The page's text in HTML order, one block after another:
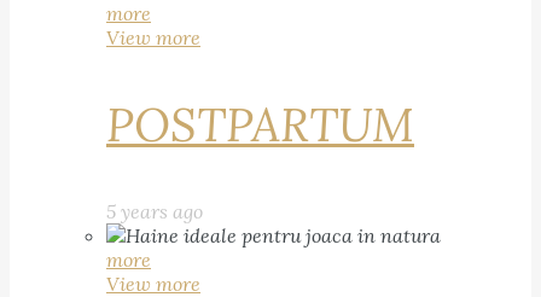
more
View more
POSTPARTUM
5 years ago
more
View more